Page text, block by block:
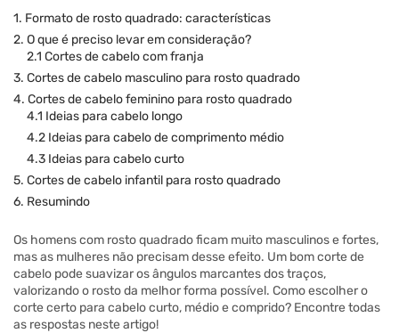
1. Formato de rosto quadrado: características
2. O que é preciso levar em consideração?
2.1 Cortes de cabelo com franja
3. Cortes de cabelo masculino para rosto quadrado
4. Cortes de cabelo feminino para rosto quadrado
4.1 Ideias para cabelo longo
4.2 Ideias para cabelo de comprimento médio
4.3 Ideias para cabelo curto
5. Cortes de cabelo infantil para rosto quadrado
6. Resumindo
Os homens com rosto quadrado ficam muito masculinos e fortes,
mas as mulheres não precisam desse efeito. Um bom corte de
cabelo pode suavizar os ângulos marcantes dos traços,
valorizando o rosto da melhor forma possível. Como escolher o
corte certo para cabelo curto, médio e comprido? Encontre todas
as respostas neste artigo!